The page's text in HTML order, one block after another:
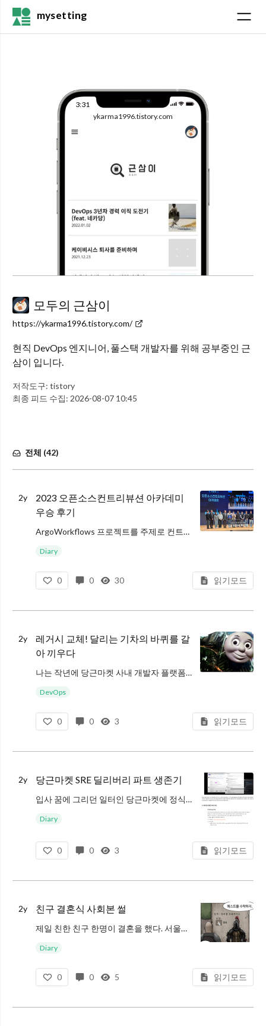
mysetting
3:31
ykarma1996.tistory.com
모두의 근삼이
https://ykarma1996.tistory.com/
현직 DevOps 엔지니어, 풀스택 개발자를 위해 공부중인 근
삼이 입니다.
저작도구: tistory
최종 피드 수집: 2026-08-07 10:45
전체 (42)
2y
2023 오픈소스컨트리뷰션 아카데미
우승 후기
ArgoWorkflows 프로젝트를 주제로 컨트리뷰션 아카데미에 멘토로 참여해서 우승을 했다. 회사 업무를 계기로 만나서 친해진 툴인 ArgoWorkflows를 2년전에 접하고 지금에 와서 생각해보니 2년간 내 활동과 생각에 많은
Diary
0 0 30 읽기모드
2y
레거시 교체! 달리는 기차의 바퀴를 갈
아 끼우다
나는 작년에 당근마켓 사내 개발자 플랫폼인 Kontrol의 배포 기능의 핵심 툴인 GoCD를 ArgoWorkflows라는 툴로 바꾸었다. 지난 2년을 회고하면서 가장 기억에 남았던 일이라 따로 글을 남겨본다. 사실 당근마켓 SRE
DevOps
0 0 3 읽기모드
2y 당근마켓 SRE 딜리버리 파트 생존기
입사 꿈에 그리던 일터인 당근마켓에 정식으로 합류하여 일하기 시작한지 2년이 되었다. SI업계에 대한 경험만 있었던 제가 당근마켓에서 일하게 되었을때 기대했던 것들이 있었다. 코드리뷰 문화가 있는 곳에서 개발을 경험하고, 서비스를
Diary
0 0 3 읽기모드
2y 친구 결혼식 사회본 썰
제일 친한 친구 한명이 결혼을 했다. 서울에 처음 상경해서 공부를 시작한지 얼마 안되어서 만난 친구인데, 서로 알고 지낸 기간이 오래되진 않았지만 생각의 방향이 비슷해서인지 혹은 20대의 가장 불타는 시기를 함께 이겨낸 끈끈함인지
Diary
0 0 5 읽기모드